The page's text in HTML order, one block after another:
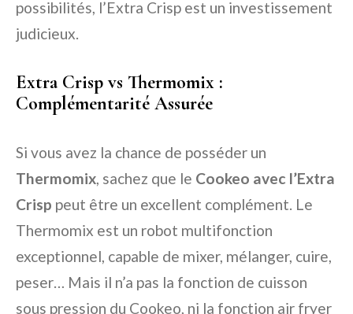
possibilités, l’Extra Crisp est un investissement
judicieux.
Extra Crisp vs Thermomix :
Complémentarité Assurée
Si vous avez la chance de posséder un
Thermomix, sachez que le Cookeo avec l’Extra
Crisp peut être un excellent complément. Le
Thermomix est un robot multifonction
exceptionnel, capable de mixer, mélanger, cuire,
peser… Mais il n’a pas la fonction de cuisson
sous pression du Cookeo, ni la fonction air fryer